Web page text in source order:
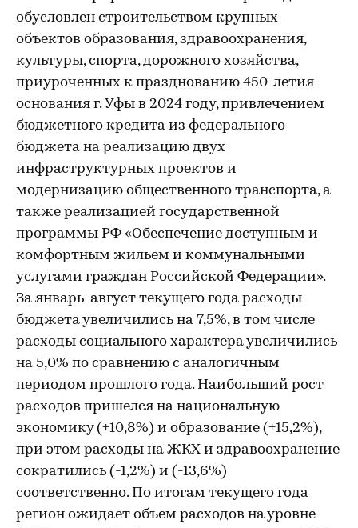
обусловлен строительством крупных
объектов образования, здравоохранения,
культуры, спорта, дорожного хозяйства,
приуроченных к празднованию 450-летия
основания г. Уфы в 2024 году, привлечением
бюджетного кредита из федерального
бюджета на реализацию двух
инфраструктурных проектов и
модернизацию общественного транспорта, а
также реализацией государственной
программы РФ «Обеспечение доступным и
комфортным жильем и коммунальными
услугами граждан Российской Федерации».
За январь-август текущего года расходы
бюджета увеличились на 7,5%, в том числе
расходы социального характера увеличились
на 5,0% по сравнению с аналогичным
периодом прошлого года. Наибольший рост
расходов пришелся на национальную
экономику (+10,8%) и образование (+15,2%),
при этом расходы на ЖКХ и здравоохранение
сократились (-1,2%) и (-13,6%)
соответственно. По итогам текущего года
регион ожидает объем расходов на уровне